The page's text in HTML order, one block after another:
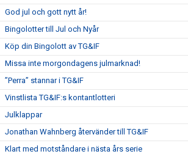
God jul och gott nytt år!
Bingolotter till Jul och Nyår
Köp din Bingolott av TG&IF
Missa inte morgondagens julmarknad!
”Perra” stannar i TG&IF
Vinstlista TG&IF:s kontantlotteri
Julklappar
Jonathan Wahnberg återvänder till TG&IF
Klart med motståndare i nästa års serie